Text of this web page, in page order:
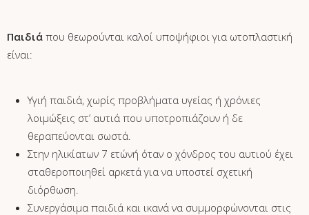
Παιδιά που θεωρούνται καλοί υποψήφιοι για ωτοπλαστική
είναι:
Υγιή παιδιά, χωρίς προβλήματα υγείας ή χρόνιες
λοιμώξεις στ’ αυτιά που υποτροπιάζουν ή δε
θεραπεύονται σωστά.
Στην ηλικίατων 7 ετώνή όταν ο χόνδρος του αυτιού έχει
σταθεροποιηθεί αρκετά για να υποστεί σχετική
διόρθωση.
Συνεργάσιμα παιδιά και ικανά να συμμορφώνονται στις